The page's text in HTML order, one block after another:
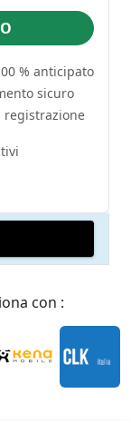
% anticipato
sicuro
registrazione
con :